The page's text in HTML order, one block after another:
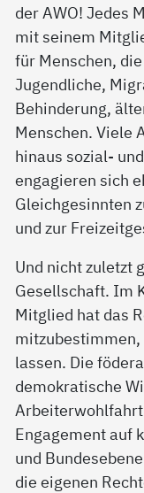
der AWO! Jedes
mit seinem
für Menschen,
Jugendliche,
Behinderung,
Menschen. Viele
hinaus sozial-
engagieren sich
Gleichgesinnten
und zur
Und nicht zuletzt
Gesellschaft. Im
Mitglied hat das
mitzubestimmen,
lassen. Die
demokratische
Engagement auf
und
die eigenen